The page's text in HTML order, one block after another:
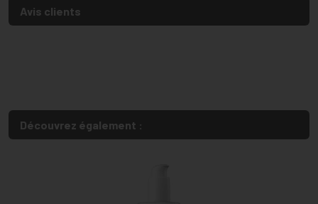
Avis clients
Découvrez également :